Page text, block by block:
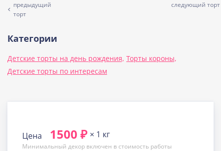
предыдущий
торт
следующий торт
Категории
Детские торты на день рождения, Торты короны,
Детские торты по интересам
Цена 1500 ₽ × 1 кг
Минимальный декор включен в стоимость работы